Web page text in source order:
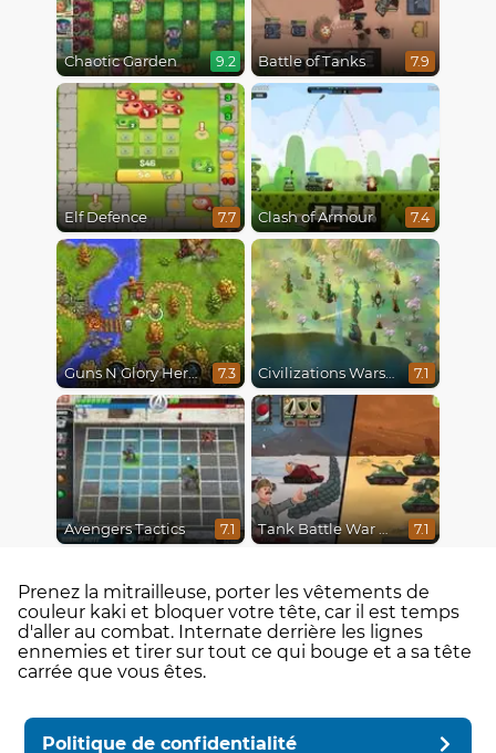
Chaotic Garden 9.2 Battle of Tanks 7.9
Elf Defence 7.7 Clash of Armour 7.4
Guns N Glory Heroes 7.3 Civilizations Wars Master Edition 7.1
Avengers Tactics 7.1 Tank Battle War Commander 7.1
Prenez la mitrailleuse, porter les vêtements de
couleur kaki et bloquer votre tête, car il est temps
d'aller au combat. Internate derrière les lignes
ennemies et tirer sur tout ce qui bouge et a sa tête
carrée que vous êtes.
Politique de confidentialité